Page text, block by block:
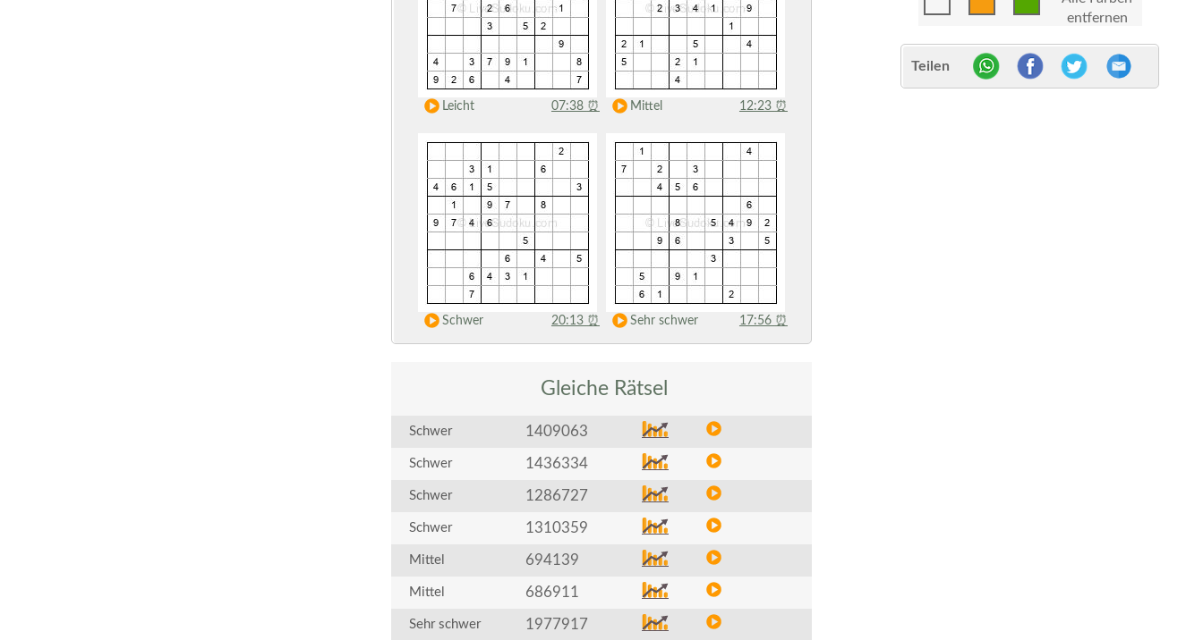
Leicht 07:38 ⏰ Mittel 12:23 ⏰
Schwer 20:13 ⏰ Sehr schwer 17:56 ⏰
Gleiche Rätsel
Schwer 1409063
Schwer 1436334
Schwer 1286727
Schwer 1310359
Mittel 694139
Mittel 686911
Sehr schwer 1977917
entfernen
Teilen